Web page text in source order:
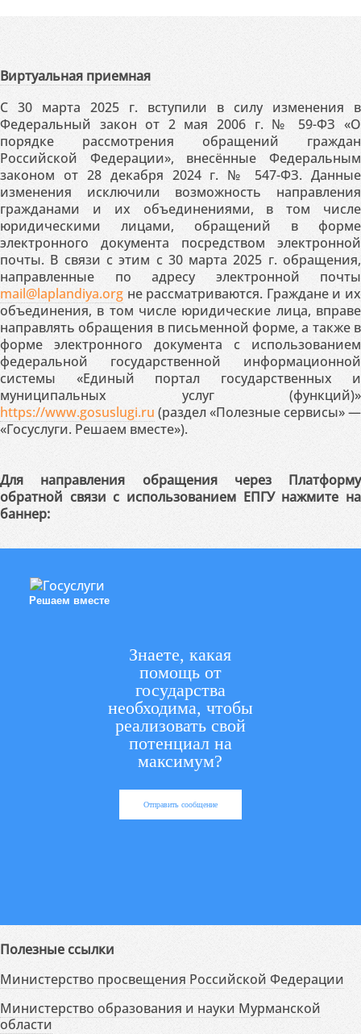
Виртуальная приемная
С 30 марта 2025 г. вступили в силу изменения в
Федеральный закон от 2 мая 2006 г. № 59-ФЗ «О
порядке рассмотрения обращений граждан
Российской Федерации», внесённые Федеральным
законом от 28 декабря 2024 г. № 547-ФЗ. Данные
изменения исключили возможность направления
гражданами и их объединениями, в том числе
юридическими лицами, обращений в форме
электронного документа посредством электронной
почты. В связи с этим с 30 марта 2025 г. обращения,
направленные по адресу электронной почты
mail@laplandiya.org не рассматриваются. Граждане и их
объединения, в том числе юридические лица, вправе
направлять обращения в письменной форме, а также в
форме электронного документа с использованием
федеральной государственной информационной
системы «Единый портал государственных и
муниципальных услуг (функций)»
https://www.gosuslugi.ru (раздел «Полезные сервисы» —
«Госуслуги. Решаем вместе»).
Для направления обращения через Платформу
обратной связи с использованием ЕПГУ нажмите на
баннер:
Решаем вместе
Знаете, какая
помощь от
государства
необходима, чтобы
реализовать свой
потенциал на
максимум?
Отправить сообщение
Полезные ссылки
Министерство просвещения Российской Федерации
Министерство образования и науки Мурманской
области